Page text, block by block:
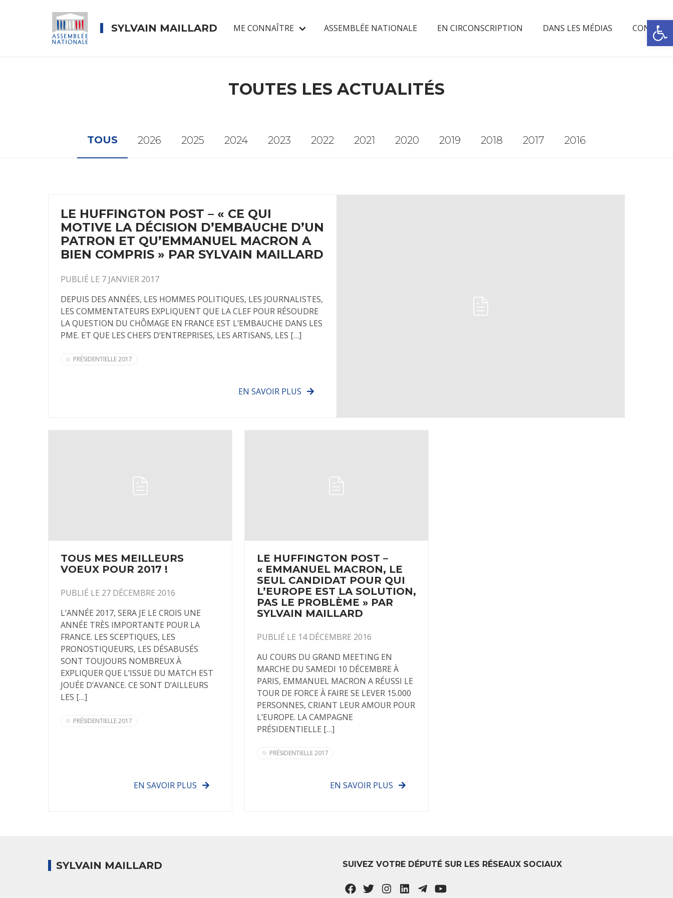
SYLVAIN MAILLARD ME CONNAÎTRE ASSEMBLÉE NATIONALE EN CIRCONSCRIPTION DANS LES MÉDIAS CONTACT
TOUTES LES ACTUALITÉS
TOUS 2026 2025 2024 2023 2022 2021 2020 2019 2018 2017 2016
LE HUFFINGTON POST – « CE QUI
MOTIVE LA DÉCISION D’EMBAUCHE D’UN
PATRON ET QU’EMMANUEL MACRON A
BIEN COMPRIS » PAR SYLVAIN MAILLARD
PUBLIÉ LE 7 JANVIER 2017
DEPUIS DES ANNÉES, LES HOMMES POLITIQUES, LES JOURNALISTES,
LES COMMENTATEURS EXPLIQUENT QUE LA CLEF POUR RÉSOUDRE
LA QUESTION DU CHÔMAGE EN FRANCE EST L’EMBAUCHE DANS LES
PME. ET QUE LES CHEFS D’ENTREPRISES, LES ARTISANS, LES […]
PRÉSIDENTIELLE 2017
EN SAVOIR PLUS
TOUS MES MEILLEURS
VOEUX POUR 2017 !
PUBLIÉ LE 27 DÉCEMBRE 2016
L’ANNÉE 2017, SERA JE LE CROIS UNE
ANNÉE TRÈS IMPORTANTE POUR LA
FRANCE. LES SCEPTIQUES, LES
PRONOSTIQUEURS, LES DÉSABUSÉS
SONT TOUJOURS NOMBREUX À
EXPLIQUER QUE L’ISSUE DU MATCH EST
JOUÉE D’AVANCE. CE SONT D’AILLEURS
LES […]
PRÉSIDENTIELLE 2017
EN SAVOIR PLUS
LE HUFFINGTON POST –
« EMMANUEL MACRON, LE
SEUL CANDIDAT POUR QUI
L’EUROPE EST LA SOLUTION,
PAS LE PROBLÈME » PAR
SYLVAIN MAILLARD
PUBLIÉ LE 14 DÉCEMBRE 2016
AU COURS DU GRAND MEETING EN
MARCHE DU SAMEDI 10 DÉCEMBRE À
PARIS, EMMANUEL MACRON A RÉUSSI LE
TOUR DE FORCE À FAIRE SE LEVER 15.000
PERSONNES, CRIANT LEUR AMOUR POUR
L’EUROPE. LA CAMPAGNE
PRÉSIDENTIELLE […]
PRÉSIDENTIELLE 2017
EN SAVOIR PLUS
SYLVAIN MAILLARD SUIVEZ VOTRE DÉPUTÉ SUR LES RÉSEAUX SOCIAUX